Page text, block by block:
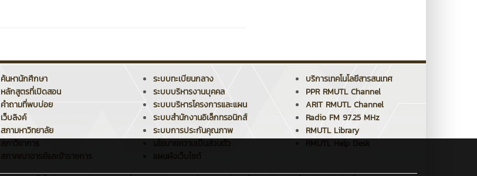
ค้นหานักศึกษา
หลักสูตรที่เปิดสอน
คำถามที่พบบ่อย
เว็บลิงค์
สภามหาวิทยาลัย
ระบบทะเบียนกลาง
ระบบบริหารงานบุคคล
ระบบบริหารโครงการและแผน
ระบบสำนักงานอิเล็กทรอนิกส์
ระบบการประกันคุณภาพ
บริการเทคโนโลยีสารสนเทศ
PPR RMUTL Channel
ARIT RMUTL Channel
Radio FM 97.25 MHz
RMUTL Library